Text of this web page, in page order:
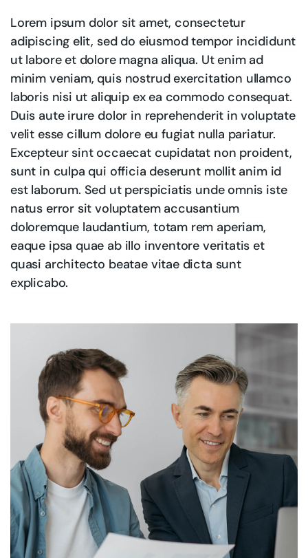
Lorem ipsum dolor sit amet, consectetur
adipiscing elit, sed do eiusmod tempor incididunt
ut labore et dolore magna aliqua. Ut enim ad
minim veniam, quis nostrud exercitation ullamco
laboris nisi ut aliquip ex ea commodo consequat.
Duis aute irure dolor in reprehenderit in voluptate
velit esse cillum dolore eu fugiat nulla pariatur.
Excepteur sint occaecat cupidatat non proident,
sunt in culpa qui officia deserunt mollit anim id
est laborum. Sed ut perspiciatis unde omnis iste
natus error sit voluptatem accusantium
doloremque laudantium, totam rem aperiam,
eaque ipsa quae ab illo inventore veritatis et
quasi architecto beatae vitae dicta sunt
explicabo.